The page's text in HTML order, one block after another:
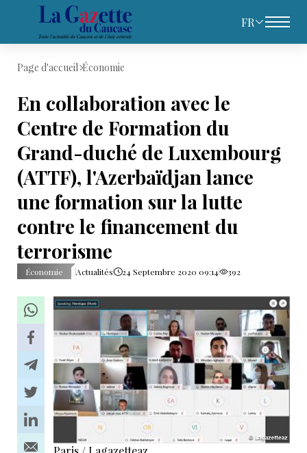
FR
Page d'accueil Économie
En collaboration avec le
Centre de Formation du
Grand-duché de Luxembourg
(ATTF), l'Azerbaïdjan lance
une formation sur la lutte
contre le financement du
terrorisme
Économie Actualités 24 Septembre 2020 09:14 392